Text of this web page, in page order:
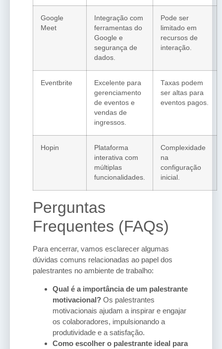
Google
Meet
Integração com
ferramentas do
Google e
segurança de
dados.
Pode ser
limitado em
recursos de
interação.
Eventbrite
Excelente para
gerenciamento
de eventos e
vendas de
ingressos.
Taxas podem
ser altas para
eventos pagos.
Hopin
Plataforma
interativa com
múltiplas
funcionalidades.
Complexidade
na
configuração
inicial.
Perguntas
Frequentes (FAQs)
Para encerrar, vamos esclarecer algumas
dúvidas comuns relacionadas ao papel dos
palestrantes no ambiente de trabalho:
Qual é a importância de um palestrante
motivacional? Os palestrantes
motivacionais ajudam a inspirar e engajar
os colaboradores, impulsionando a
produtividade e a satisfação.
Como escolher o palestrante ideal para